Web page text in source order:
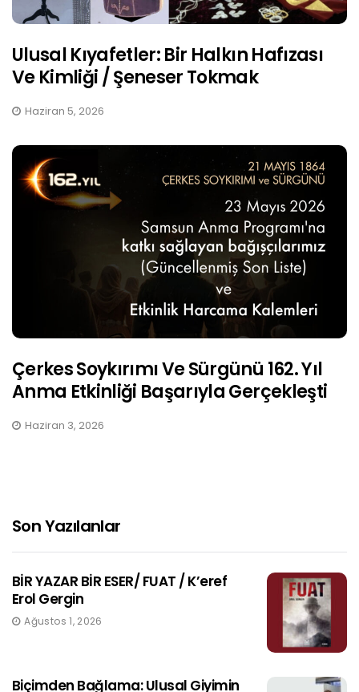
Ulusal Kıyafetler: Bir Halkın Hafızası
Ve Kimliği / Şeneser Tokmak
Haziran 5, 2026
Çerkes Soykırımı Ve Sürgünü 162. Yıl
Anma Etkinliği Başarıyla Gerçekleşti
Haziran 3, 2026
Son Yazılanlar
BİR YAZAR BİR ESER/ FUAT / K’eref
Erol Gergin
Ağustos 1, 2026
Biçimden Bağlama: Ulusal Giyimin